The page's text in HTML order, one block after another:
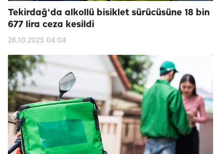
Tekirdağ'da alkollü bisiklet sürücüsüne 18 bin
677 lira ceza kesildi
26.10.2025 04:04